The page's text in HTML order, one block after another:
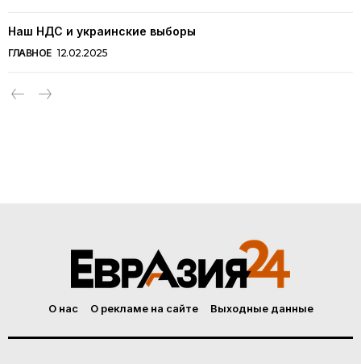
Наш НДС и украинские выборы
ГЛАВНОЕ 12.02.2025
О нас О рекламе на сайте Выходные данные